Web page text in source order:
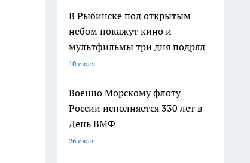
В Рыбинске под открытым
небом покажут кино и
мультфильмы три дня подряд
10 июля
Военно Морскому флоту
России исполняется 330 лет в
День ВМФ
26 июля